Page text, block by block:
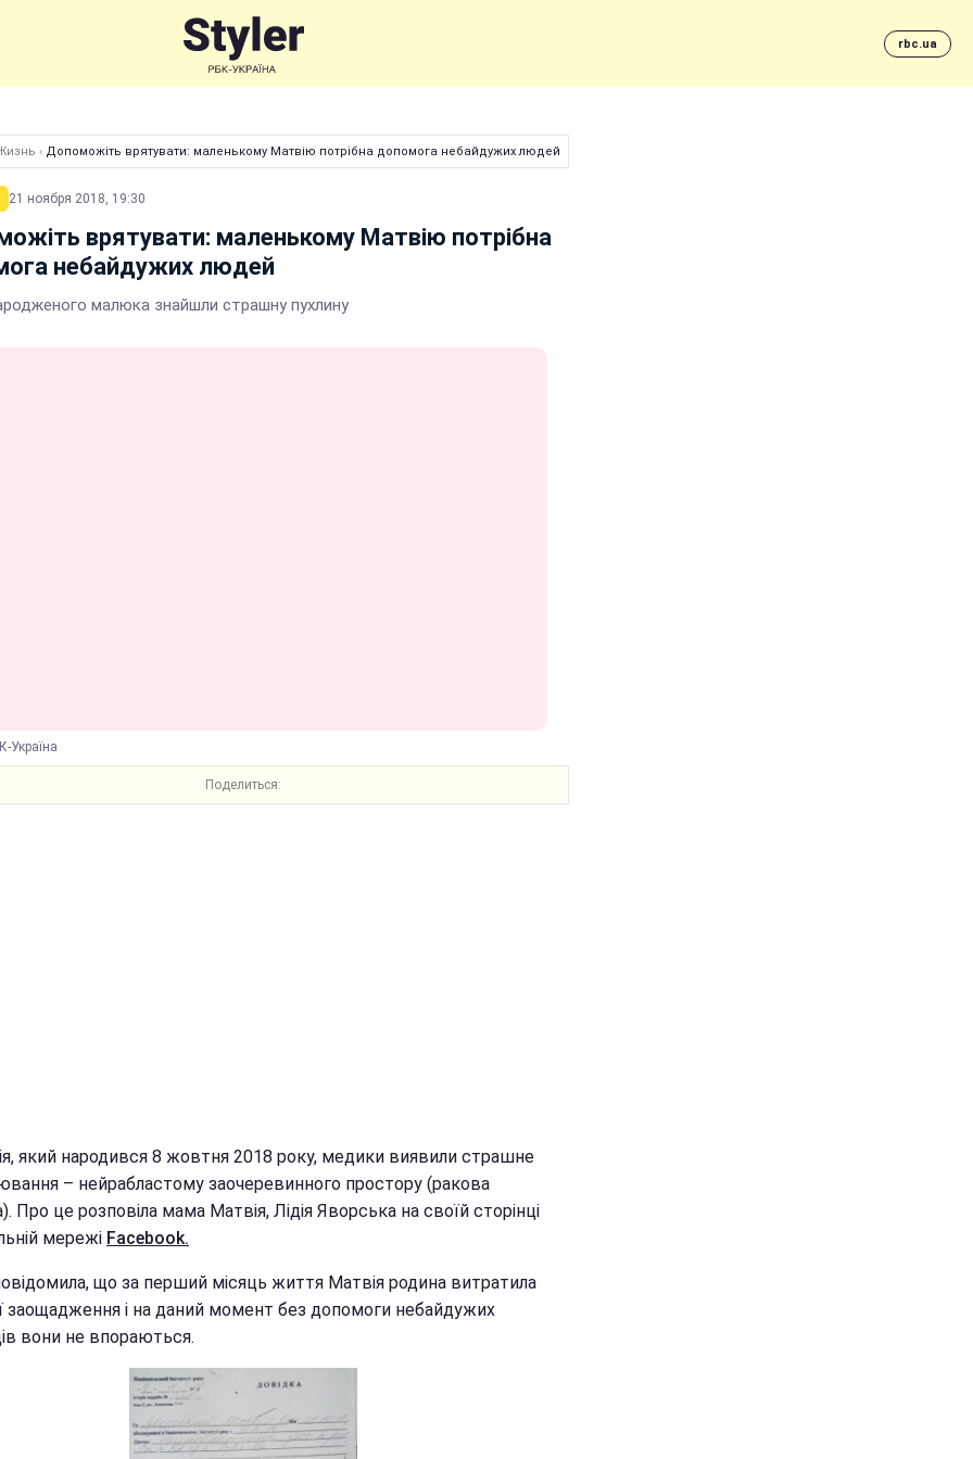
rbc.ua
› Допоможіть врятувати: маленькому Матвію потрібна допомога небайдужих людей
21 ноября 2018, 19:30
врятувати: маленькому Матвію потрібна
небайдужих людей
малюка знайшли страшну пухлину
Україна
Поделиться:
який народився 8 жовтня 2018 року, медики виявили страшне
– нейрабластому заочеревинного простору (ракова
Про це розповіла мама Матвія, Лідія Яворська на своїй сторінці
мережі Facebook.
що за перший місяць життя Матвія родина витратила
заощадження і на даний момент без допомоги небайдужих
вони не впораються.